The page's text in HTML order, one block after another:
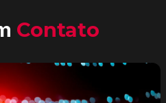
Contato